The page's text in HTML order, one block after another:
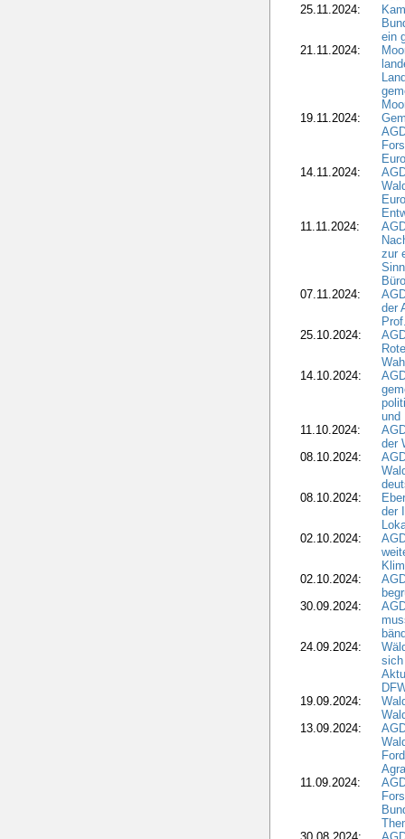
25.11.2024:
ein
21.11.2024:
19.11.2024:
14.11.2024:
11.11.2024:
zur
07.11.2024:
der
25.10.2024:
14.10.2024:
und
11.10.2024:
der
08.10.2024:
08.10.2024:
der
02.10.2024:
02.10.2024:
30.09.2024:
24.09.2024:
sich
19.09.2024:
13.09.2024:
11.09.2024: